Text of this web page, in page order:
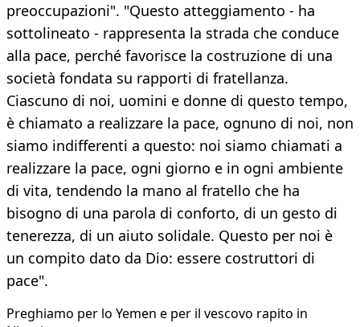
preoccupazioni". "Questo atteggiamento - ha
sottolineato - rappresenta la strada che conduce
alla pace, perché favorisce la costruzione di una
società fondata su rapporti di fratellanza.
Ciascuno di noi, uomini e donne di questo tempo,
è chiamato a realizzare la pace, ognuno di noi, non
siamo indifferenti a questo: noi siamo chiamati a
realizzare la pace, ogni giorno e in ogni ambiente
di vita, tendendo la mano al fratello che ha
bisogno di una parola di conforto, di un gesto di
tenerezza, di un aiuto solidale. Questo per noi è
un compito dato da Dio: essere costruttori di
pace".
Preghiamo per lo Yemen e per il vescovo rapito in